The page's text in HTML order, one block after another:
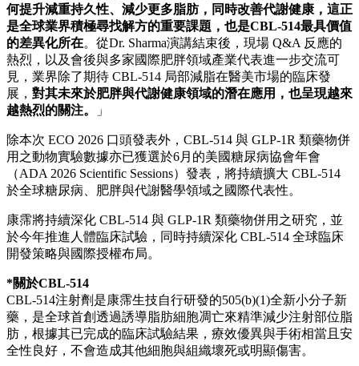
何提升減重持久性、減少更多脂肪，同時改善代謝健康，這正
是全球業界積極尋找解方的重要課題，也是CBL-514最具價值
的差異化所在。從Dr. Sharma演講結束後，現場 Q&A 反應的
熱烈，以及會後與多家國際肥胖領域產業代表進一步交流可
見，業界除了期待 CBL-514 局部減脂在醫美市場的臨床發
展， 對其未來於肥胖與代謝健康領域的潛在應用，也呈現越來
越熱烈的關注。
」
除本次 ECO 2026 口頭發表外，CBL-514 與 GLP-1R 類藥物併
用之動物實驗數據亦已獲選於6月的美國糖尿病協會年會
（ADA 2026 Scientific Sessions）發表，將持續擴大 CBL-514
於全球糖尿病、肥胖與代謝醫學領域之國際代表性。
康霈將持續深化 CBL-514 與 GLP-1R 類藥物併用之研究，並
於今年推進人體臨床試驗，同時持續深化 CBL-514 全球臨床
開發策略與國際授權布局。
*關於CBL-514
CBL-514注射劑是康霈生技自行研發的505(b)(1)全新小分子新
藥，是全球首創透過誘導脂肪細胞凋亡來精準減少注射部位脂
肪，根據其已完成的臨床試驗結果，療效優異與手術相當且安
全性良好，不會造成其他細胞與組織壞死或明顯傷害。